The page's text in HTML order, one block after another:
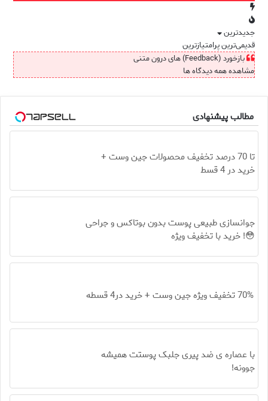
جدیدترین
قدیمی‌ترینپرامتیازترین
بازخورد (Feedback) های درون متنی
مشاهده همه دیدگاه ها
مطالب پیشنهادی
تا 70 درصد تخفیف محصولات جین وست +
خرید در 4 قسط
جوانسازی طبیعی پوست بدون بوتاکس و جراحی
😳! خرید با تخفیف ویژه
70% تخفیف ویژه جین وست + خرید در4 قسطه
با عصاره ی ضد پیری جلبک پوستت همیشه
جوونه!